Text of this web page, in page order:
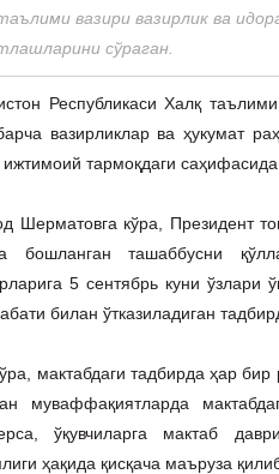
вазири вазирлик ва
сўраган.
Республикаси Халқ
вазирликлар ва ҳукумат
ижтимоий тармоқдаги
Шерматовга кўра, Президент
бошланган ташаббусни
5 сентябрь куни ўзлари
билан ўтказиладиган
мактабдаги тадбирда ҳар
муваффақиятларда
ўқувчиларга мактаб
ҳақида қисқача маъруза